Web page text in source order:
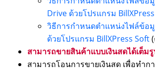
Drive ด้วยโปรแกรม
วิธีการกำหนดตำแหน่งไฟล์ข้อ
ด้วยโปรแกรม BillXPress Soft
สามารถขายสินค้าแบบเงินสดได้เต็ม
สามารถโอนการขายเงินสด เพื่อทำก